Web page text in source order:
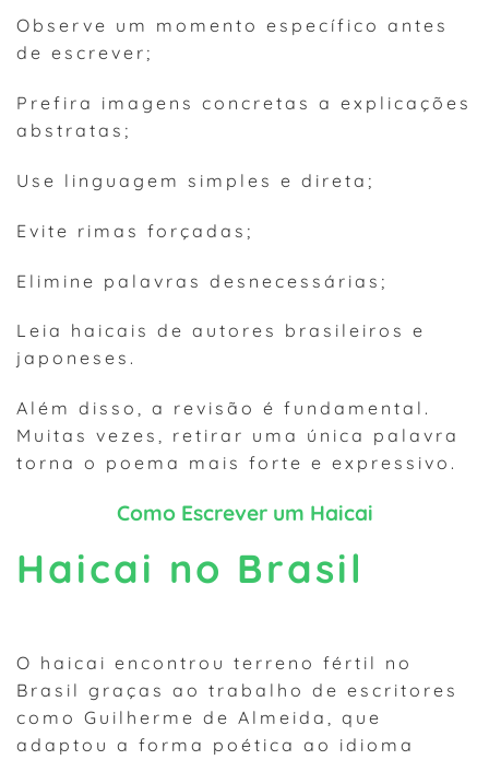
Observe um momento específico antes
de escrever;
Prefira imagens concretas a explicações
abstratas;
Use linguagem simples e direta;
Evite rimas forçadas;
Elimine palavras desnecessárias;
Leia haicais de autores brasileiros e
japoneses.
Além disso, a revisão é fundamental.
Muitas vezes, retirar uma única palavra
torna o poema mais forte e expressivo.
Como Escrever um Haicai
Haicai no Brasil
O haicai encontrou terreno fértil no
Brasil graças ao trabalho de escritores
como Guilherme de Almeida, que
adaptou a forma poética ao idioma